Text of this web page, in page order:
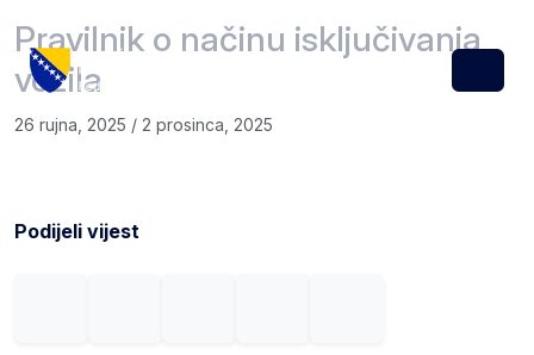
Menu
Pravilnik o načinu isključivanja
vozila
26 rujna, 2025 / 2 prosinca, 2025
Podijeli vijest